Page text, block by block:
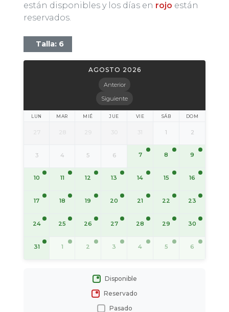
están disponibles y los días en rojo están
reservados.
Talla: 6
Anterior
AGOSTO 2026
Siguiente
LUN MAR MIÉ JUE VIE SÁB DOM
27 28 29 30 31 1 2
3 4 5 6 7 8 9
10 11 12 13 14 15 16
17 18 19 20 21 22 23
24 25 26 27 28 29 30
31 1 2 3 4 5 6
Disponible
Reservado
Pasado